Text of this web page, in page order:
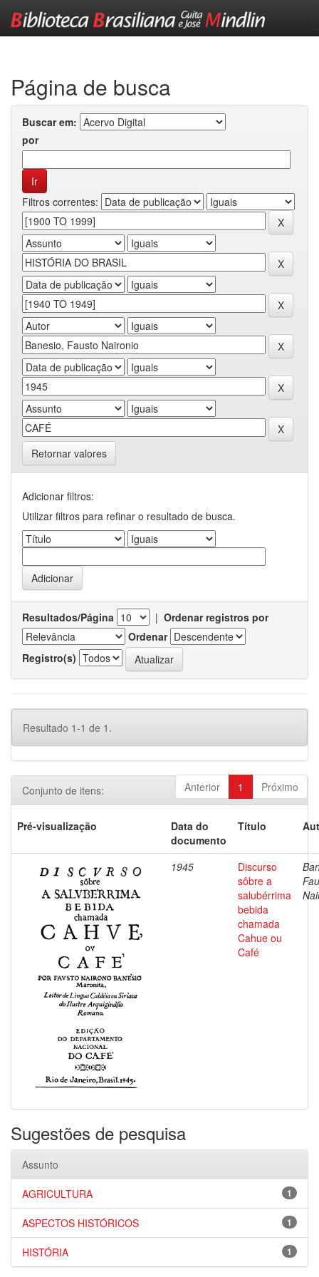
Página de busca
Buscar em:
por
Filtros correntes:
Retornar valores
Adicionar filtros:
Utilizar filtros para refinar o resultado de busca.
Resultados/Página | Ordenar registros por
Ordenar
Registro(s)
Resultado 1-1 de 1.
Anterior 1 Próximo
Conjunto de itens:
Pré-visualização
Data do
documento
Título
1945
Discurso
sôbre a
salubérrima
bebida
chamada
Cahue ou
Café
Sugestões de pesquisa
Assunto
1
AGRICULTURA
1
ASPECTOS HISTÓRICOS
1
HISTÓRIA